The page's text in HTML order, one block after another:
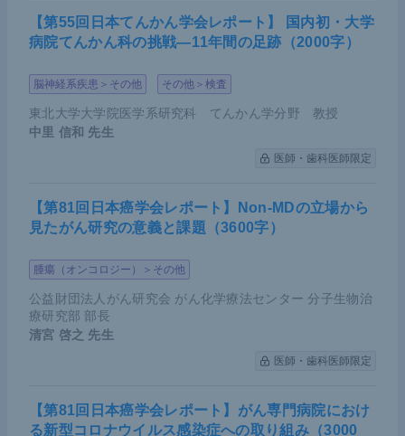
【第55回日本てんかん学会レポート】 国内初・大学
病院てんかん科の挑戦―11年間の足跡（2000字）
脳神経系疾患＞その他 その他＞検査
東北大学大学院医学系研究科 てんかん学分野 教授
中里 信和 先生
医師・歯科医師限定
【第81回日本癌学会レポート】Non-MDの立場から
見たがん研究の意義と課題（3600字）
腫瘍（オンコロジー）＞その他
公益財団法人がん研究会 がん化学療法センター 分子生物治
療研究部 部長
清宮 啓之 先生
医師・歯科医師限定
【第81回日本癌学会レポート】がん専門病院におけ
る新型コロナウイルス感染症への取り組み（3000